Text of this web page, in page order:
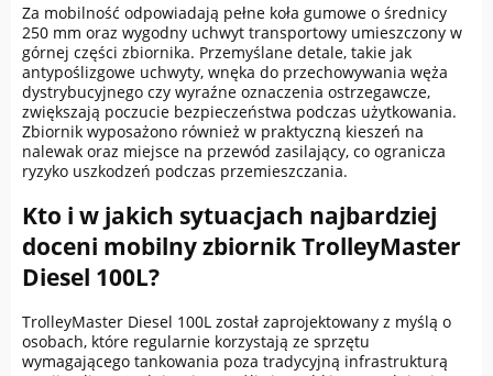
Za mobilność odpowiadają pełne koła gumowe o średnicy
250 mm oraz wygodny uchwyt transportowy umieszczony w
górnej części zbiornika. Przemyślane detale, takie jak
antypoślizgowe uchwyty, wnęka do przechowywania węża
dystrybucyjnego czy wyraźne oznaczenia ostrzegawcze,
zwiększają poczucie bezpieczeństwa podczas użytkowania.
Zbiornik wyposażono również w praktyczną kieszeń na
nalewak oraz miejsce na przewód zasilający, co ogranicza
ryzyko uszkodzeń podczas przemieszczania.
Kto i w jakich sytuacjach najbardziej
doceni mobilny zbiornik TrolleyMaster
Diesel 100L?
TrolleyMaster Diesel 100L został zaprojektowany z myślą o
osobach, które regularnie korzystają ze sprzętu
wymagającego tankowania poza tradycyjną infrastrukturą